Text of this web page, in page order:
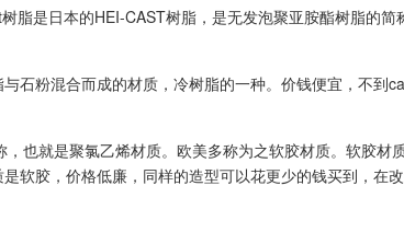
脂是日本的HEI-CAST树脂，是无发泡聚亚胺酯树脂的
石粉混合而成的材质，冷树脂的一种。价钱便宜，不到
也就是聚氯乙烯材质。欧美多称为之软胶材质。软胶材
软胶，价格低廉，同样的造型可以花更少的钱买到，在